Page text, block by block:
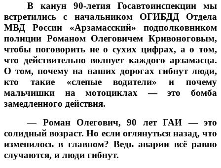
В канун 90-летия Госавтоинспекции мы
встретились с начальником ОГИБДД Отдела
МВД России «Арзамасский» подполковником
полиции Романом Олеговичем Кривоноговым,
чтобы поговорить не о сухих цифрах, а о том,
что действительно волнует каждого арзамасца.
О том, почему на наших дорогах гибнут люди,
кто такие «слепые водители» и почему
мальчишки на мотоциклах — это бомба
замедленного действия.
— Роман Олегович, 90 лет ГАИ — это
солидный возраст. Но если оглянуться назад, что
изменилось в главном? Ведь аварии всё равно
случаются, и люди гибнут.